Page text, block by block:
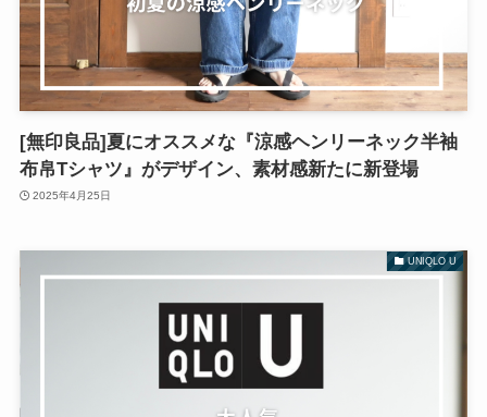
[無印良品]夏にオススメな『涼感ヘンリーネック半袖
布帛Tシャツ』がデザイン、素材感新たに新登場
2025年4月25日
UNIQLO U